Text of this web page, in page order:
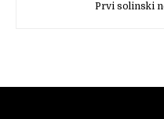
Prvi solinski